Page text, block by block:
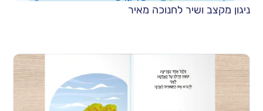
ניגון מקצב ושיר לחנוכה מאיר